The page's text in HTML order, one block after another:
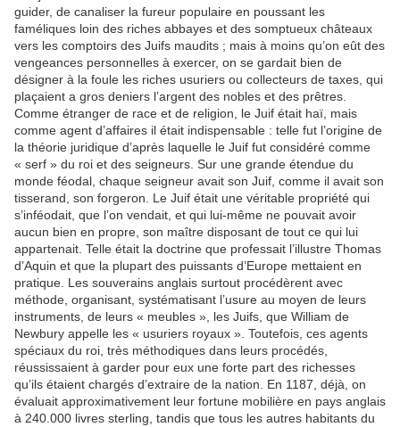
guider, de canaliser la fureur populaire en poussant les
faméliques loin des riches abbayes et des somptueux châteaux
vers les comptoirs des Juifs maudits ; mais à moins qu’on eût des
vengeances personnelles à exercer, on se gardait bien de
désigner à la foule les riches usuriers ou collecteurs de taxes, qui
plaçaient a gros deniers l’argent des nobles et des prêtres.
Comme étranger de race et de religion, le Juif était haï, mais
comme agent d’affaires il était indispensable : telle fut l’origine de
la théorie juridique d’après laquelle le Juif fut considéré comme
« serf » du roi et des seigneurs. Sur une grande étendue du
monde féodal, chaque seigneur avait son Juif, comme il avait son
tisserand, son forgeron. Le Juif était une véritable propriété qui
s’inféodait, que l’on vendait, et qui lui-même ne pouvait avoir
aucun bien en propre, son maître disposant de tout ce qui lui
appartenait. Telle était la doctrine que professait l’illustre Thomas
d’Aquin et que la plupart des puissants d’Europe mettaient en
pratique. Les souverains anglais surtout procédèrent avec
méthode, organisant, systématisant l’usure au moyen de leurs
instruments, de leurs « meubles », les Juifs, que William de
Newbury appelle les « usuriers royaux ». Toutefois, ces agents
spéciaux du roi, très méthodiques dans leurs procédés,
réussissaient à garder pour eux une forte part des richesses
qu’ils étaient chargés d’extraire de la nation. En 1187, déjà, on
évaluait approximativement leur fortune mobilière en pays anglais
à 240.000 livres sterling, tandis que tous les autres habitants du